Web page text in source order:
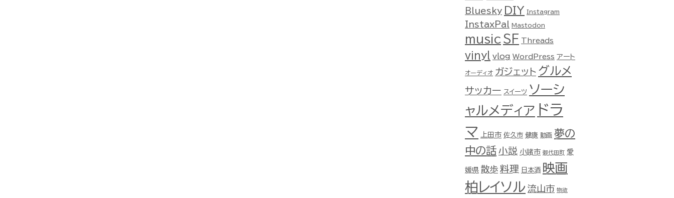
Bluesky DIY Instagram
InstaxPal Mastodon
music SF Threads
vinyl vlog WordPress アート
オーディオ ガジェット グルメ
サッカー スイーツ ソーシ
ャルメディア ドラ
マ
上田市 佐久市 健康 動画 夢の
中の話 小説 小諸市 御代田町 愛
媛県 散歩 料理 日本酒 映画
柏レイソル 流山市 物欲